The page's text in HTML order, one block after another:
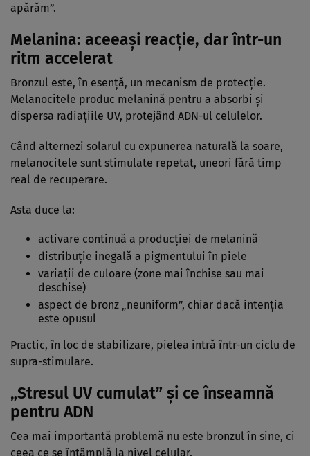
apărăm”.
Melanina: aceeași reacție, dar într-un
ritm accelerat
Bronzul este, în esență, un mecanism de protecție.
Melanocitele produc melanină pentru a absorbi și
dispersa radiațiile UV, protejând ADN-ul celulelor.
Când alternezi solarul cu expunerea naturală la soare,
melanocitele sunt stimulate repetat, uneori fără timp
real de recuperare.
Asta duce la:
activare continuă a producției de melanină
distribuție inegală a pigmentului în piele
variații de culoare (zone mai închise sau mai
deschise)
aspect de bronz „neuniform”, chiar dacă intenția
este opusul
Practic, în loc de stabilizare, pielea intră într-un ciclu de
supra-stimulare.
„Stresul UV cumulat” și ce înseamnă
pentru ADN
Cea mai importantă problemă nu este bronzul în sine, ci
ceea ce se întâmplă la nivel celular.